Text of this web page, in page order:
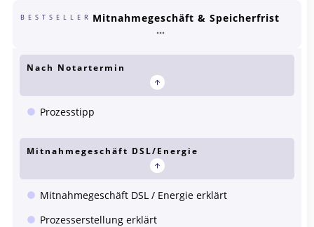
BESTSELLER Mitnahmegeschäft & Speicherfrist
Nach Notartermin
Prozesstipp
Mitnahmegeschäft DSL/Energie
Mitnahmegeschäft DSL / Energie erklärt
Prozesserstellung erklärt